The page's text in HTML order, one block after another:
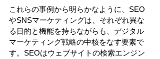
これらの事例から明らかなように、SEO
やSNSマーケティングは、それぞれ異な
る目的と機能を持ちながらも、デジタル
マーケティング戦略の中核をなす要素で
す。SEOはウェブサイトの検索エンジン